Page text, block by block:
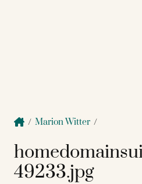
/ Marion Witter /
49233.jpg